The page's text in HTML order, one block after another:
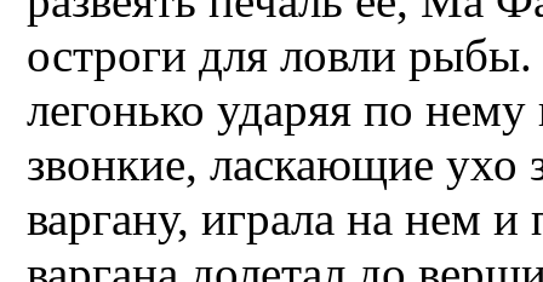
остроги для ловли
легонько ударяя по нему
звонкие, ласкающие ухо
варгану, играла на нем и